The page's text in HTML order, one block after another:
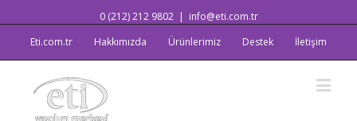
0 (212) 212 9802 | info@eti.com.tr
Eti.com.tr
Hakkımızda Ürünlerimiz Destek İletişim